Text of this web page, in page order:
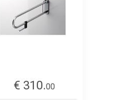
€ 310.00